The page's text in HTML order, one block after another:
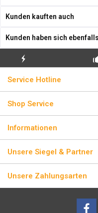
Kunden kauften auch
Kunden haben sich
BLITZVERSAND
Service Hotline
Shop Service
Informationen
Unsere Siegel & Partner
Unsere Zahlungsarten